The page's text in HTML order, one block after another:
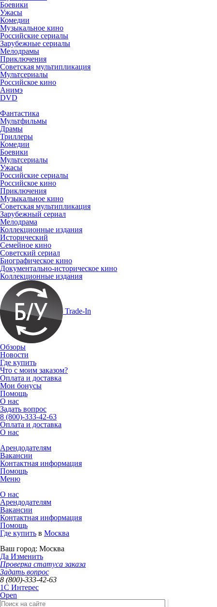
Боевики
Ужасы
Комедии
Музыкальное кино
Российские сериалы
Зарубежные сериалы
Мелодрамы
Приключения
Советская мультипликация
Мультсериалы
Российское кино
Анимэ
DVD
Фантастика
Мультфильмы
Драмы
Триллеры
Комедии
Боевики
Мультсериалы
Ужасы
Российские сериалы
Российское кино
Приключения
Музыкальное кино
Советская мультипликация
Зарубежный сериал
Мелодрама
Коллекционные издания
Исторический
Семейное кино
Советский сериал
Биографическое кино
Документально-историческое кино
Коллекционные издания
Trade-In
Обзоры
Новости
Где купить
Что с моим заказом?
Оплата и доставка
Мои бонусы
Помощь
О нас
Задать вопрос
8 (800)-333-42-63
Оплата и доставка
О нас
Арендодателям
Вакансии
Контактная информация
Помощь
Меню
О нас
Арендодателям
Вакансии
Контактная информация
Помощь
Где купить в Москва
Ваш город: Москва
Да Изменить
Проверка статуса заказа
Задать вопрос
8 (800)-333-42-63
1C Интерес
Open